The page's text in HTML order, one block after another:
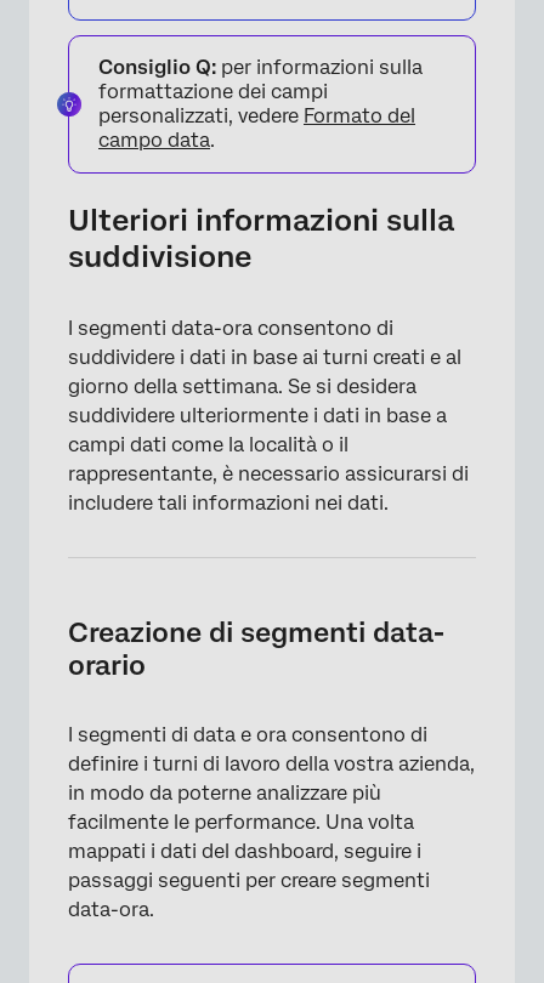
×
Consiglio Q: per informazioni sulla
formattazione dei campi
personalizzati, vedere Formato del
campo data.
Ulteriori informazioni sulla
suddivisione
I segmenti data-ora consentono di
suddividere i dati in base ai turni creati e al
giorno della settimana. Se si desidera
suddividere ulteriormente i dati in base a
campi dati come la località o il
rappresentante, è necessario assicurarsi di
includere tali informazioni nei dati.
Creazione di segmenti data-
orario
I segmenti di data e ora consentono di
definire i turni di lavoro della vostra azienda,
in modo da poterne analizzare più
facilmente le performance. Una volta
mappati i dati del dashboard, seguire i
passaggi seguenti per creare segmenti
data-ora.